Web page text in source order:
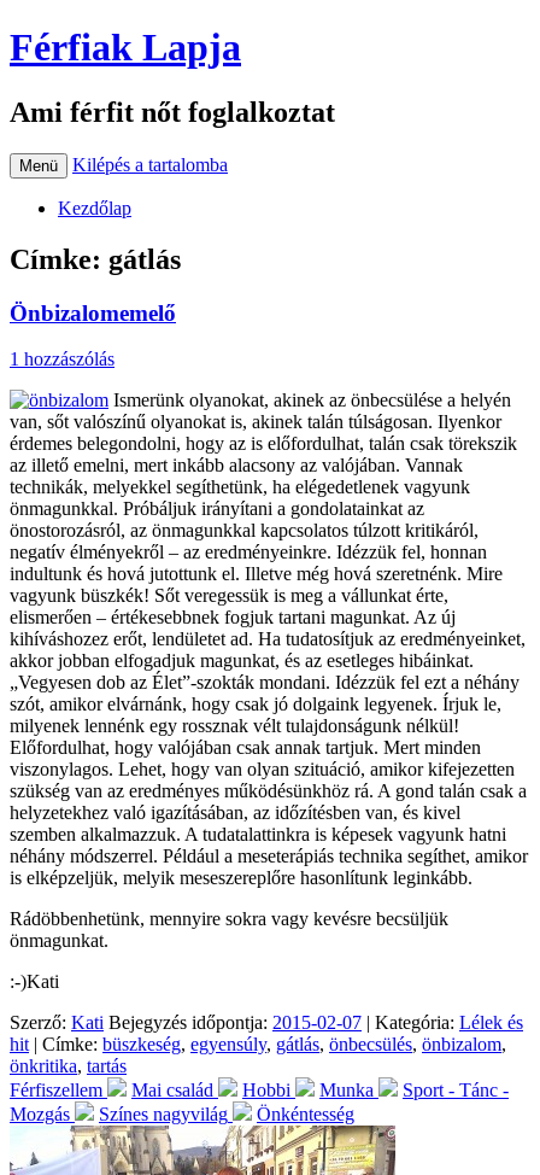
Férfiak Lapja
Ami férfit nőt foglalkoztat
Menü Kilépés a tartalomba
Kezdőlap
Címke: gátlás
Önbizalomemelő
1 hozzászólás
Ismerünk olyanokat, akinek az önbecsülése a helyén
van, sőt valószínű olyanokat is, akinek talán túlságosan. Ilyenkor
érdemes belegondolni, hogy az is előfordulhat, talán csak törekszik
az illető emelni, mert inkább alacsony az valójában. Vannak
technikák, melyekkel segíthetünk, ha elégedetlenek vagyunk
önmagunkkal. Próbáljuk irányítani a gondolatainkat az
önostorozásról, az önmagunkkal kapcsolatos túlzott kritikáról,
negatív élményekről – az eredményeinkre. Idézzük fel, honnan
indultunk és hová jutottunk el. Illetve még hová szeretnénk. Mire
vagyunk büszkék! Sőt veregessük is meg a vállunkat érte,
elismerően – értékesebbnek fogjuk tartani magunkat. Az új
kihíváshozez erőt, lendületet ad. Ha tudatosítjuk az eredményeinket,
akkor jobban elfogadjuk magunkat, és az esetleges hibáinkat.
„Vegyesen dob az Élet”-szokták mondani. Idézzük fel ezt a néhány
szót, amikor elvárnánk, hogy csak jó dolgaink legyenek. Írjuk le,
milyenek lennénk egy rossznak vélt tulajdonságunk nélkül!
Előfordulhat, hogy valójában csak annak tartjuk. Mert minden
viszonylagos. Lehet, hogy van olyan szituáció, amikor kifejezetten
szükség van az eredményes működésünkhöz rá. A gond talán csak a
helyzetekhez való igazításában, az időzítésben van, és kivel
szemben alkalmazzuk. A tudatalattinkra is képesek vagyunk hatni
néhány módszerrel. Például a meseterápiás technika segíthet, amikor
is elképzeljük, melyik meseszereplőre hasonlítunk leginkább.
Rádöbbenhetünk, mennyire sokra vagy kevésre becsüljük
önmagunkat.
:-)Kati
Szerző: Kati Bejegyzés időpontja: 2015-02-07 | Kategória: Lélek és
hit | Címke: büszkeség, egyensúly, gátlás, önbecsülés, önbizalom,
önkritika, tartás
Férfiszellem
Mai család Hobbi Munka
Sport - Tánc -
Mozgás
Színes nagyvilág Önkéntesség